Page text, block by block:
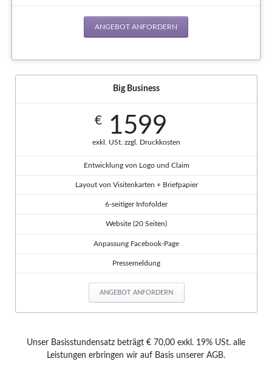
ANGEBOT ANFORDERN
Big Business
€ 1599
exkl. USt. zzgl. Druckkosten
Entwicklung von Logo und Claim
Layout von Visitenkarten + Briefpapier
6-seitiger Infofolder
Website (20 Seiten)
Anpassung Facebook-Page
Pressemeldung
ANGEBOT ANFORDERN
Unser Basisstundensatz beträgt € 70,00 exkl. 19% USt. alle
Leistungen erbringen wir auf Basis unserer AGB.